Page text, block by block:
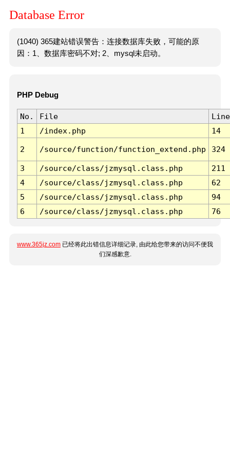
Database Error
(1040) 365建站错误警告：连接数据库失败，可能的原
因：1、数据库密码不对; 2、mysql未启动。
PHP Debug
No. File
Line
1
/index.php 14
2 /source/function/function_extend.php 324
3 /source/class/jzmysql.class.php
211
4
/source/class/jzmysql.class.php
62
5
/source/class/jzmysql.class.php
94
6
/source/class/jzmysql.class.php 76
www.365jz.com 已经将此出错信息详细记录, 由此给您带来的访问不便我
们深感歉意.